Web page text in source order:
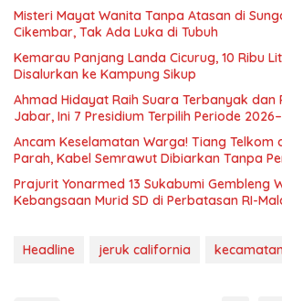
Misteri Mayat Wanita Tanpa Atasan di
Cikembar, Tak Ada Luka di Tubuh
Kemarau Panjang Landa Cicurug, 10 Ribu
Disalurkan ke Kampung Sikup
Ahmad Hidayat Raih Suara Terbanyak dan
Jabar, Ini 7 Presidium Terpilih Periode
Ancam Keselamatan Warga! Tiang Telkom
Parah, Kabel Semrawut Dibiarkan Tanpa
Prajurit Yonarmed 13 Sukabumi Gembleng
Kebangsaan Murid SD di Perbatasan RI-
Headline jeruk california